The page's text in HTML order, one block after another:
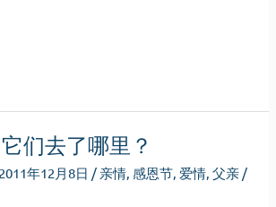
们去了哪里？
2011年12月8日 / 亲情,感恩节, 爱情,父亲 /